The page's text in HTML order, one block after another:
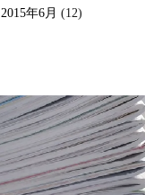
2015年6月 (12)